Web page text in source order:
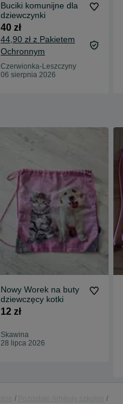
Buciki komunijne dla
dziewczynki
40 zł
44,90 zł z Pakietem
Ochronnym
Czerwionka-Leszczyny
06 sierpnia 2026
Nowy Worek na buty
dziewczęcy kotki
12 zł
Skawina
28 lipca 2026